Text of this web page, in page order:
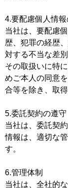
4.要配慮個人情
当社は、要配慮
歴、犯罪の経歴
対する不当な差
その取扱いに特
めご本人の同意
合等を除き、取
5.委託契約の遵守
当社は、委託契
情報は、適切な
す。
6.管理体制
当社は、全社的